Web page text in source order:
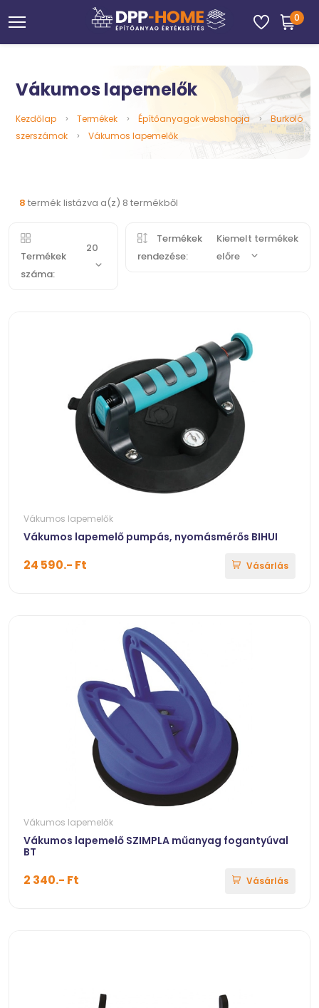
0
Vákumos lapemelők
Kezdőlap Termékek Építőanyagok webshopja
Burkoló
szerszámok
Vákumos lapemelők
8 termék listázva a(z) 8 termékből
Termékek
száma:
20
Termékek
rendezése:
Kiemelt termékek
előre
Vákumos lapemelők
Vákumos lapemelő pumpás, nyomásmérős BIHUI
24 590.- Ft Vásárlás
Vákumos lapemelők
Vákumos lapemelő SZIMPLA műanyag fogantyúval
BT
2 340.- Ft Vásárlás